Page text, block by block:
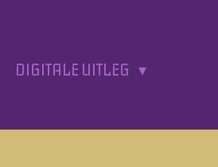
DIGITALE UITLEG